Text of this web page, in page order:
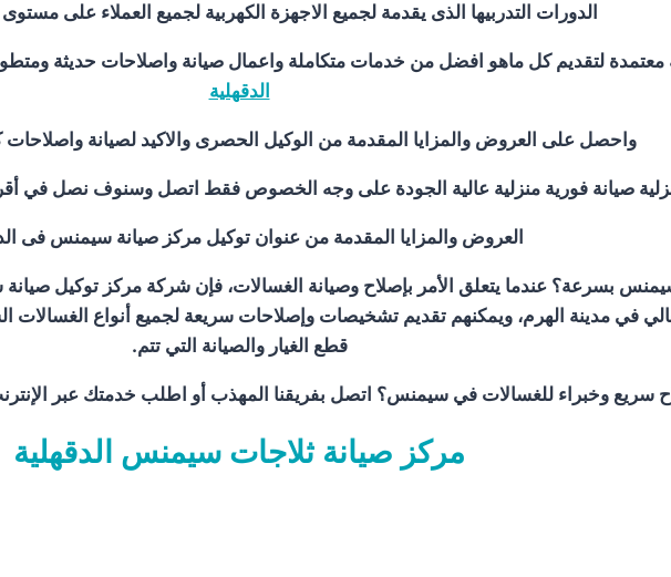
الدورات التدربيها الذى يقدمة لجميع الاجهزة الكهربية لجميع العملاء على
معتمدة لتقديم كل ماهو افضل من خدمات متكاملة واعمال صيانة واصلاحات حديثة
الدقهلية
واحصل على العروض والمزايا المقدمة من الوكيل الحصرى والاكيد لصيانة واصلاحات
صيانة فورية منزلية عالية الجودة على وجه الخصوص فقط اتصل وسنوف نصل
العروض والمزايا المقدمة من عنوان توكيل مركز صيانة سيمنس فى
بسرعة؟ عندما يتعلق الأمر بإصلاح وصيانة الغسالات، فإن شركة مركز توكيل
في مدينة الهرم، ويمكنهم تقديم تشخيصات وإصلاحات سريعة لجميع أنواع الغسالات
قطع الغيار والصيانة التي تتم.
سريع وخبراء للغسالات في سيمنس؟ اتصل بفريقنا المهذب أو اطلب خدمتك عبر
مركز صيانة ثلاجات سيمنس الدقهلية